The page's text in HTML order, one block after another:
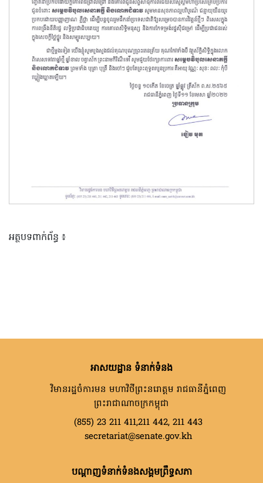
អត្ថបទពាក់ព័ន្ធ ៖
អាសយដ្ឋាន ទំនាក់ទំនង
វិមានរដ្ឋចំការមន មហាវិថីព្រះនរោត្តម រាជធានីភ្នំពេញ
ព្រះរាជាណាចក្រកម្ពុជា
(855) 23 211 411,211 442, 211 443
secretariat@senate.gov.kh
បណ្តាញទំនាក់ទំនងសង្គមព្រឹទ្ធសភា